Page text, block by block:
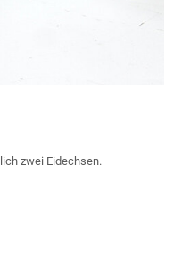
zwei Eidechsen.